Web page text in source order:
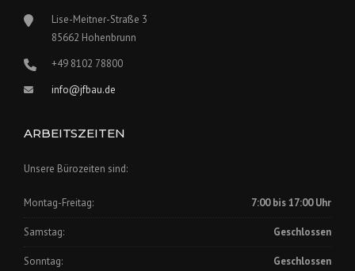
Lise-Meitner-Straße 3
85662 Hohenbrunn
+49 8102 78800
info@jfbau.de
ARBEITSZEITEN
Unsere Bürozeiten sind:
Montag-Freitag: 7:00 bis 17:00 Uhr
Samstag: Geschlossen
Sonntag: Geschlossen